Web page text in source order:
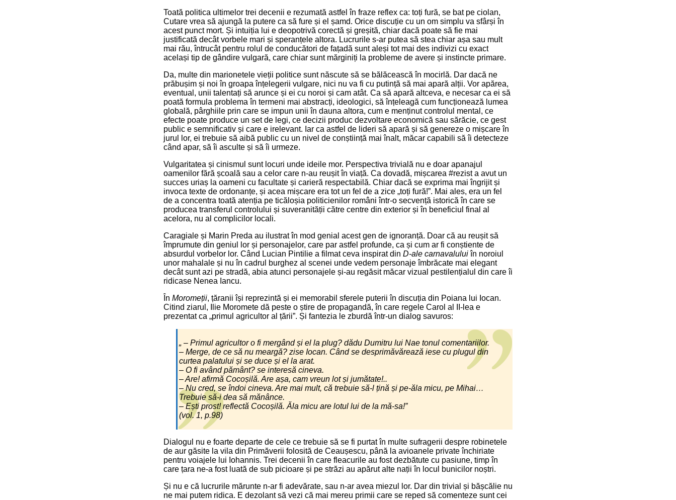
Toată politica ultimelor trei decenii e rezumată astfel în fraze reflex ca: toți fură, se bat pe ciolan,
Cutare vrea să ajungă la putere ca să fure și el șamd. Orice discuție cu un om simplu va sfârși în
acest punct mort. Și intuiția lui e deopotrivă corectă și greșită, chiar dacă poate să fie mai
justificată decât vorbele mari și speranțele altora. Lucrurile s-ar putea să stea chiar așa sau mult
mai rău, întrucât pentru rolul de conducători de fațadă sunt aleși tot mai des indivizi cu exact
același tip de gândire vulgară, care chiar sunt mărginiți la probleme de avere și instincte primare.
Da, multe din marionetele vieții politice sunt născute să se bălăcească în mocirlă. Dar dacă ne
prăbușim și noi în groapa înțelegerii vulgare, nici nu va fi cu putință să mai apară alții. Vor apărea,
eventual, unii talentați să arunce și ei cu noroi și cam atât. Ca să apară altceva, e necesar ca ei să
poată formula problema în termeni mai abstracți, ideologici, să înțeleagă cum funcționează lumea
globală, pârghiile prin care se impun unii în dauna altora, cum e menținut controlul mental, ce
efecte poate produce un set de legi, ce decizii produc dezvoltare economică sau sărăcie, ce gest
public e semnificativ și care e irelevant. Iar ca astfel de lideri să apară și să genereze o mișcare în
jurul lor, ei trebuie să aibă public cu un nivel de conștiință mai înalt, măcar capabili să îi detecteze
când apar, să îi asculte și să îi urmeze.
Vulgaritatea și cinismul sunt locuri unde ideile mor. Perspectiva trivială nu e doar apanajul
oamenilor fără școală sau a celor care n-au reușit în viață. Ca dovadă, mișcarea #rezist a avut un
succes uriaș la oameni cu facultate și carieră respectabilă. Chiar dacă se exprima mai îngrijit și
invoca texte de ordonanțe, și acea mișcare era tot un fel de a zice „toți fură!”. Mai ales, era un fel
de a concentra toată atenția pe ticăloșia politicienilor români într-o secvență istorică în care se
producea transferul controlului și suveranității către centre din exterior și în beneficiul final al
acelora, nu al complicilor locali.
Caragiale și Marin Preda au ilustrat în mod genial acest gen de ignoranță. Doar că au reușit să
împrumute din geniul lor și personajelor, care par astfel profunde, ca și cum ar fi conștiente de
absurdul vorbelor lor. Când Lucian Pintilie a filmat ceva inspirat din D-ale carnavaluluiîn noroiul
unor mahalale și nu în cadrul burghez al scenei unde vedem personaje îmbrăcate mai elegant
decât sunt azi pe stradă, abia atunci personajele și-au regăsit măcar vizual pestilențialul din care îi
ridicase Nenea Iancu.
În Moromeții, țăranii își reprezintă și ei memorabil sferele puterii în discuția din Poiana lui Iocan.
Citind ziarul, Ilie Moromete dă peste o știre de propagandă, în care regele Carol al II-lea e
prezentat ca „primul agricultor al țării”. Și fantezia le zburdă într-un dialog savuros:
„ – Primul agricultor o fi mergând și el la plug? dădu Dumitru lui Nae tonul comentariilor.
– Merge, de ce să nu meargă? zise Iocan. Când se desprimăvărează iese cu plugul din
curtea palatului și se duce și el la arat.
– O fi având pământ? se interesă cineva.
– Are! afirmă Cocoșilă. Are așa, cam vreun lot și jumătate!..
– Nu cred, se îndoi cineva. Are mai mult, că trebuie să-l țină și pe-ăla micu, pe Mihai…
Trebuie să-i dea să mănânce.
– Ești prost! reflectă Cocoșilă. Ăla micu are lotul lui de la mă-sa!”
(vol. 1, p.98)
Dialogul nu e foarte departe de cele ce trebuie să se fi purtat în multe sufragerii despre robinetele
de aur găsite la vila din Primăverii folosită de Ceaușescu, până la avioanele private închiriate
pentru voiajele lui Iohannis. Trei decenii în care fleacurile au fost dezbătute cu pasiune, timp în
care țara ne-a fost luată de sub picioare și pe străzi au apărut alte nații în locul bunicilor noștri.
Și nu e că lucrurile mărunte n-ar fi adevărate, sau n-ar avea miezul lor. Dar din trivial și bășcălie nu
ne mai putem ridica. E dezolant să vezi că mai mereu primii care se reped să comenteze sunt cei